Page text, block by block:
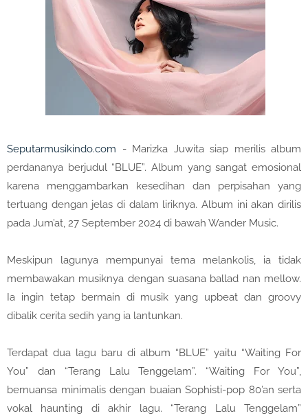
Seputarmusikindo.com - Marizka Juwita siap merilis album
perdananya berjudul “BLUE”. Album yang sangat emosional
karena menggambarkan kesedihan dan perpisahan yang
tertuang dengan jelas di dalam liriknya. Album ini akan dirilis
pada Jum’at, 27 September 2024 di bawah Wander Music.
Meskipun lagunya mempunyai tema melankolis, ia tidak
membawakan musiknya dengan suasana ballad nan mellow.
Ia ingin tetap bermain di musik yang upbeat dan groovy
dibalik cerita sedih yang ia lantunkan.
Terdapat dua lagu baru di album “BLUE” yaitu “Waiting For
You” dan “Terang Lalu Tenggelam”. “Waiting For You”,
bernuansa minimalis dengan buaian Sophisti-pop 80’an serta
vokal haunting di akhir lagu. “Terang Lalu Tenggelam”